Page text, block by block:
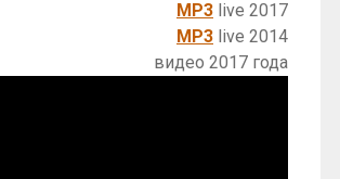
MP3 live 2017
MP3 live 2014
видео 2017 года